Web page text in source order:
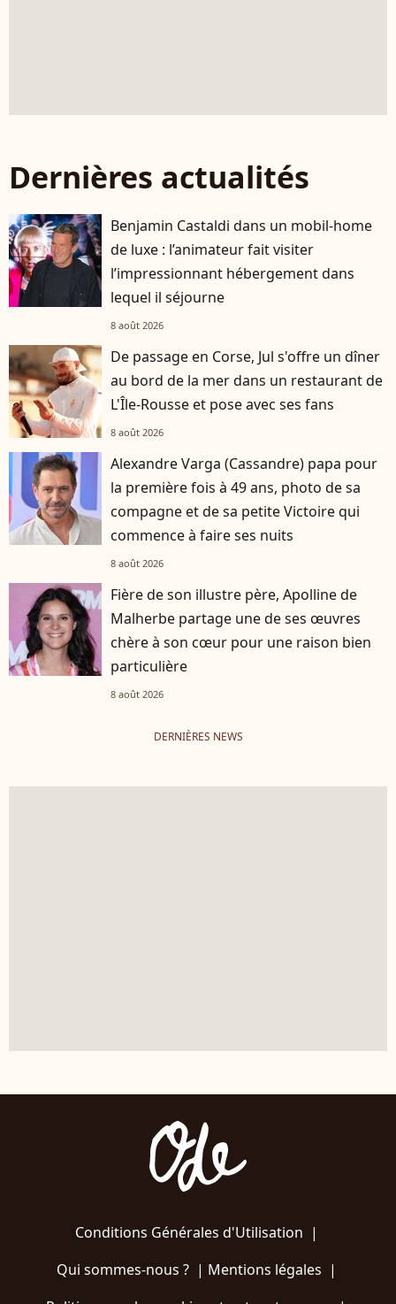
Dernières actualités
Benjamin Castaldi dans un mobil-home
de luxe : l’animateur fait visiter
l’impressionnant hébergement dans
lequel il séjourne
8 août 2026
De passage en Corse, Jul s'offre un dîner
au bord de la mer dans un restaurant de
L'Île-Rousse et pose avec ses fans
8 août 2026
Alexandre Varga (Cassandre) papa pour
la première fois à 49 ans, photo de sa
compagne et de sa petite Victoire qui
commence à faire ses nuits
8 août 2026
Fière de son illustre père, Apolline de
Malherbe partage une de ses œuvres
chère à son cœur pour une raison bien
particulière
8 août 2026
DERNIÈRES NEWS
Conditions Générales d'Utilisation |
Qui sommes-nous ?| Mentions légales |